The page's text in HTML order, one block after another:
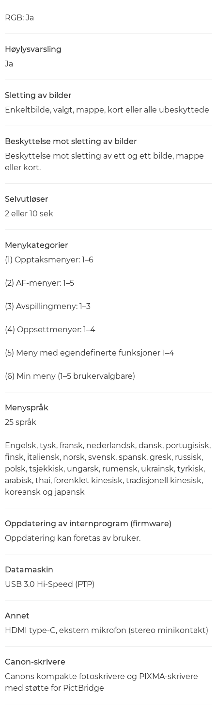
RGB: Ja
Høylysvarsling
Ja
Sletting av bilder
Enkeltbilde, valgt, mappe, kort eller alle ubeskyttede
Beskyttelse mot sletting av bilder
Beskyttelse mot sletting av ett og ett bilde, mappe
eller kort.
Selvutløser
2 eller 10 sek
Menykategorier
(1) Opptaksmenyer: 1–6
(2) AF-menyer: 1–5
(3) Avspillingmeny: 1–3
(4) Oppsettmenyer: 1–4
(5) Meny med egendefinerte funksjoner 1–4
(6) Min meny (1–5 brukervalgbare)
Menyspråk
25 språk
Engelsk, tysk, fransk, nederlandsk, dansk, portugisisk,
finsk, italiensk, norsk, svensk, spansk, gresk, russisk,
polsk, tsjekkisk, ungarsk, rumensk, ukrainsk, tyrkisk,
arabisk, thai, forenklet kinesisk, tradisjonell kinesisk,
koreansk og japansk
Oppdatering av internprogram (firmware)
Oppdatering kan foretas av bruker.
Datamaskin
USB 3.0 Hi-Speed (PTP)
Annet
HDMI type-C, ekstern mikrofon (stereo minikontakt)
Canon-skrivere
Canons kompakte fotoskrivere og PIXMA-skrivere
med støtte for PictBridge